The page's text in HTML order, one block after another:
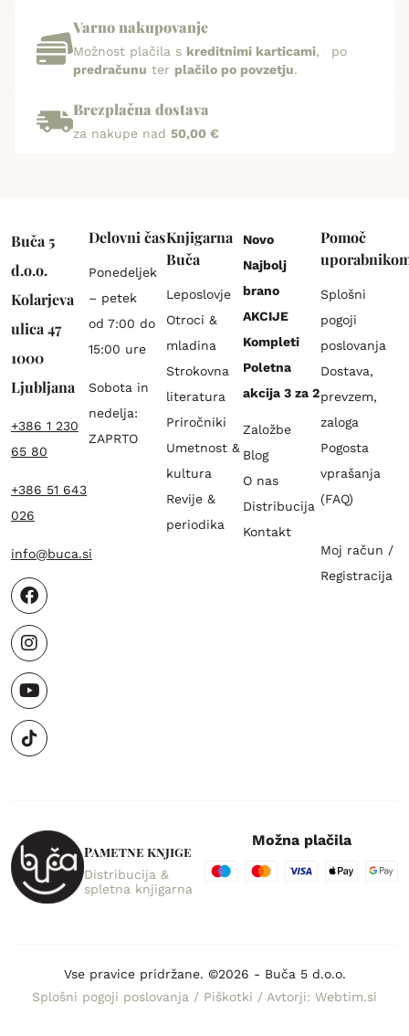
Varno nakupovanje
Možnost plačila s kreditnimi karticami, po
predračunu ter plačilo po povzetju.
Brezplačna dostava
za nakupe nad 50,00 €
Buča 5
d.o.o.
Kolarjeva
ulica 47
1000
Ljubljana
+386 1 230
65 80
+386 51 643
026
info@buca.si
Delovni čas
Ponedeljek
– petek
od 7:00 do
15:00 ure
Sobota in
nedelja:
ZAPRTO
Knjigarna
Buča
Leposlovje
Otroci &
mladina
Strokovna
literatura
Priročniki
Umetnost &
kultura
Revije &
periodika
Novo
Najbolj
brano
AKCIJE
Kompleti
Poletna
akcija 3 za 2
Založbe
Blog
O nas
Distribucija
Kontakt
Pomoč
Splošni
pogoji
poslovanja
Dostava,
prevzem,
zaloga
Pogosta
vprašanja
(FAQ)
Moj račun /
Registracija
Pametne knjige
Distribucija &
spletna knjigarna
Možna plačila
Vse pravice pridržane. ©2026 - Buča 5 d.o.o.
Splošni pogoji poslovanja / Piškotki / Avtorji: Webtim.si